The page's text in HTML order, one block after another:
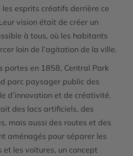
esprits créatifs derrière ce
vision était de créer un
à tous, où les habitants
loin de l’agitation de la ville.
portes en 1858, Central Park
parc paysager public des
d’innovation et de créativité.
des lacs artificiels, des
mais aussi des routes et des
aménagés pour séparer les
et les voitures, un concept